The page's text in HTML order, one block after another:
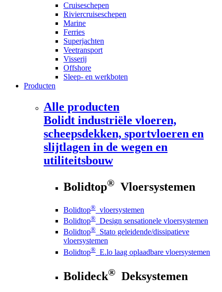
Cruiseschepen
Riviercruiseschepen
Marine
Ferries
Superjachten
Veetransport
Visserij
Offshore
Sleep- en werkboten
Producten
Alle producten
Bolidt industriële vloeren,
scheepsdekken, sportvloeren en
slijtlagen in de wegen en
utiliteitsbouw
Bolidtop® Vloersystemen
Bolidtop® vloersystemen
Bolidtop® Design sensationele vloersystemen
Bolidtop® Stato geleidende/dissipatieve
vloersystemen
Bolidtop® E.lo laag oplaadbare vloersystemen
Bolideck® Deksystemen